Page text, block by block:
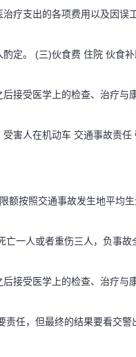
疗支出的各项费用以及因误
定。 (三)伙食费 住院 伙食补
接受医学上的检查、治疗与
害人在机动车 交通事故责任
额按照交通事故发生地平均
亡一人或者重伤三人，负事故
接受医学上的检查、治疗与
责任，但最终的结果要看交警